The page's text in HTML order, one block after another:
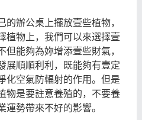
辦公桌上擺放壹些植物，
植物上，我們可以來選擇壹
能夠為妳增添壹些財氣，
展順順利利，既能夠有壹定
化空氣防輻射的作用。但是
物是要註意養殖的，不要養
運勢帶來不好的影響。